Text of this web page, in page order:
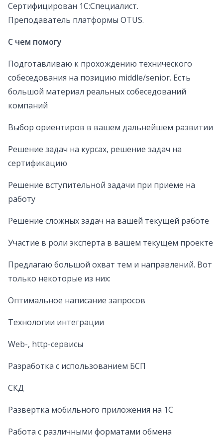
Сертифицирован 1С:Специалист.
Преподаватель платформы OTUS.
С чем помогу
Подготавливаю к прохождению технического
собеседования на позицию middle/senior. Есть
большой материал реальных собеседований
компаний
Выбор ориентиров в вашем дальнейшем развитии
Решение задач на курсах, решение задач на
сертификацию
Решение вступительной задачи при приеме на
работу
Решение сложных задач на вашей текущей работе
Участие в роли эксперта в вашем текущем проекте
Предлагаю большой охват тем и направлений. Вот
только некоторые из них:
Оптимальное написание запросов
Технологии интеграции
Web-, http-сервисы
Разработка с использованием БСП
СКД
Развертка мобильного приложения на 1С
Работа с различными форматами обмена